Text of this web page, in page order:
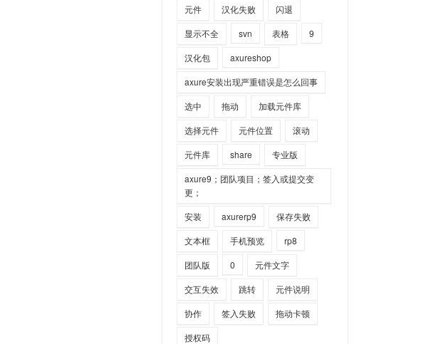
元件
汉化失败
闪退
显示不全
svn 表格
9
汉化包
axureshop
axure安装出现严重错误是怎么回事
选中
拖动
加载元件库
选择元件
元件位置
滚动
元件库
share
专业版
axure9；团队项目；签入或提交变
更；
安装
axurerp9
保存失败
文本框
手机预览
rp8
团队版
0
元件文字
交互失效
跳转
元件说明
协作
签入失败
拖动卡顿
授权码